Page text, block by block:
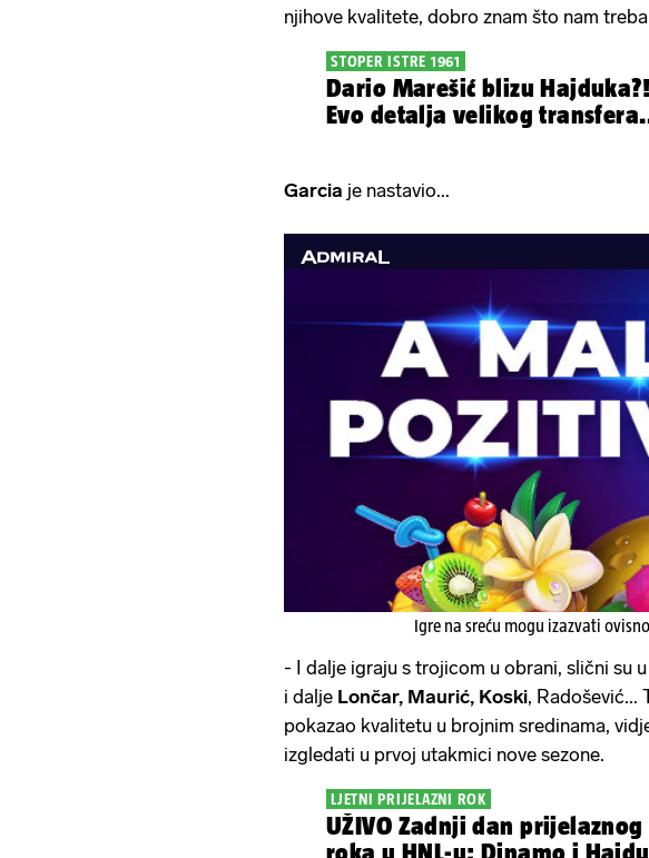
njihove kvalitete, dobro znam što nam
STOPER ISTRE 1961
Dario Marešić blizu Hajduka?!
Evo detalja velikog
Garcia je nastavio...
Igre na sreću mogu izazvati
- I dalje igraju s trojicom u obrani, slični su
i dalje Lončar, Maurić, Koski, Radošević...
pokazao kvalitetu u brojnim sredinama,
izgledati u prvoj utakmici nove sezone.
LJETNI PRIJELAZNI ROK
UŽIVO Zadnji dan prijelaznog